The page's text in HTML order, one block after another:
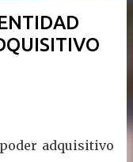
adquisitivo